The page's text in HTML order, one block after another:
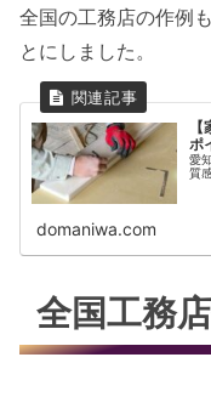
全国の工務店の作例
とにしました。
ポ
愛
質
domaniwa.com
全国工務